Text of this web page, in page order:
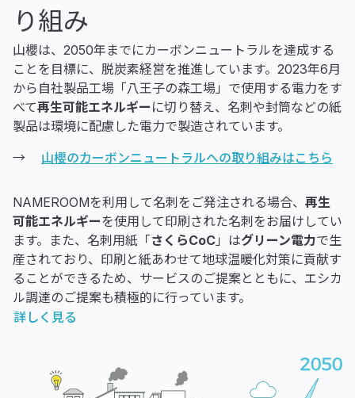
り組み
山櫻は、2050年までにカーボンニュートラルを達成する
ことを目標に、脱炭素経営を推進しています。2023年6月
から自社製品工場「八王子の森工場」で使用する電力をす
べて再生可能エネルギー に切り替え、名刺や封筒などの紙
製品は環境に配慮した電力で製造されています。
→ 山櫻のカーボンニュートラルへの取り組みはこちら
NAMEROOMを利用して名刺をご発注される場合、 再生
可能エネルギー を使用して印刷された名刺をお届けしてい
ます。また、名刺用紙「さくらCoC 」はグリーン電力で生
産されており、印刷と紙あわせて地球温暖化対策に貢献す
ることができるため、サービスのご提案とともに、エシカ
ル調達のご提案も積極的に行っています。
詳しく見る